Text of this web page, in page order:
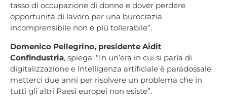
tasso di occupazione di donne e dover perdere
opportunità di lavoro per una burocrazia
incomprensibile non è più tollerabile”.
Domenico Pellegrino, presidente Aidit
Confindustria, spiega: “In un’era in cui si parla di
digitalizzazione e intelligenza artificiale è paradossale
metterci due anni per risolvere un problema che in
tutti gli altri Paesi europei non esiste”.